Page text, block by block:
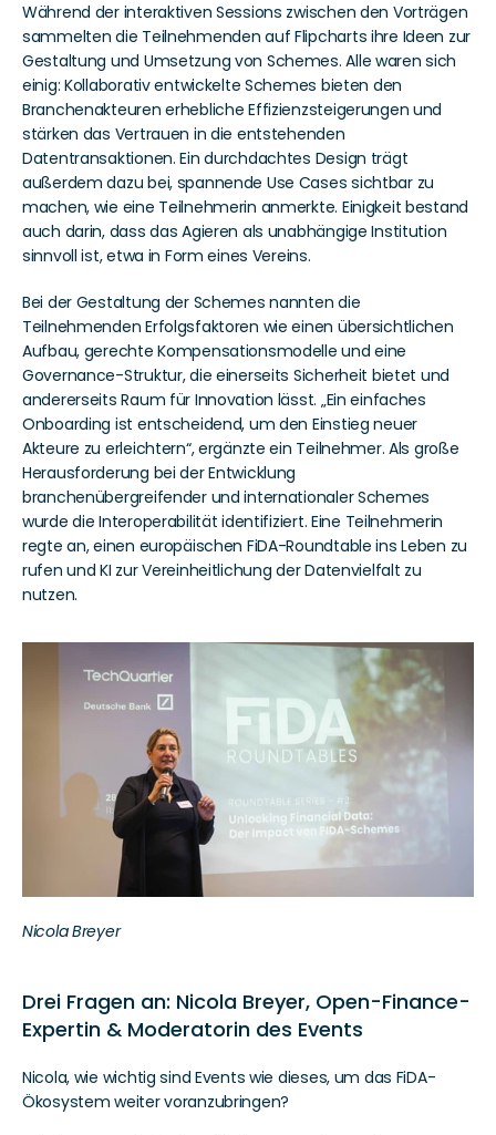
Während der interaktiven Sessions zwischen den Vorträgen
sammelten die Teilnehmenden auf Flipcharts ihre Ideen zur
Gestaltung und Umsetzung von Schemes. Alle waren sich
einig: Kollaborativ entwickelte Schemes bieten den
Branchenakteuren erhebliche Effizienzsteigerungen und
stärken das Vertrauen in die entstehenden
Datentransaktionen. Ein durchdachtes Design trägt
außerdem dazu bei, spannende Use Cases sichtbar zu
machen, wie eine Teilnehmerin anmerkte. Einigkeit bestand
auch darin, dass das Agieren als unabhängige Institution
sinnvoll ist, etwa in Form eines Vereins.
Bei der Gestaltung der Schemes nannten die
Teilnehmenden Erfolgsfaktoren wie einen übersichtlichen
Aufbau, gerechte Kompensationsmodelle und eine
Governance-Struktur, die einerseits Sicherheit bietet und
andererseits Raum für Innovation lässt. „Ein einfaches
Onboarding ist entscheidend, um den Einstieg neuer
Akteure zu erleichtern“, ergänzte ein Teilnehmer. Als große
Herausforderung bei der Entwicklung
branchenübergreifender und internationaler Schemes
wurde die Interoperabilität identifiziert. Eine Teilnehmerin
regte an, einen europäischen FiDA-Roundtable ins Leben zu
rufen und KI zur Vereinheitlichung der Datenvielfalt zu
nutzen.
Nicola Breyer
Drei Fragen an: Nicola Breyer, Open-Finance-
Expertin & Moderatorin des Events
Nicola, wie wichtig sind Events wie dieses, um das FiDA-
Ökosystem weiter voranzubringen?